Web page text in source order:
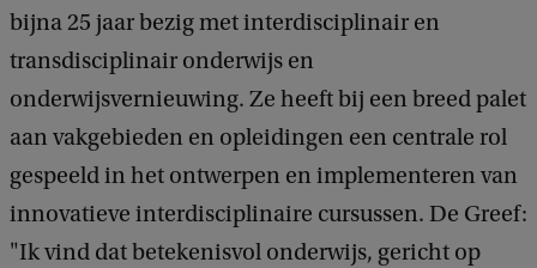
bijna 25 jaar bezig met interdisciplinair en
transdisciplinair onderwijs en
onderwijsvernieuwing. Ze heeft bij een breed palet
aan vakgebieden en opleidingen een centrale rol
gespeeld in het ontwerpen en implementeren van
innovatieve interdisciplinaire cursussen. De Greef:
"Ik vind dat betekenisvol onderwijs, gericht op